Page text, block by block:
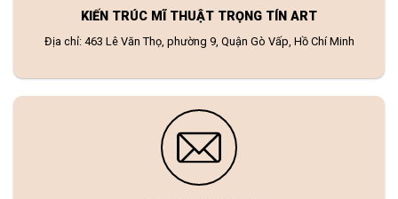
KIẾN TRÚC MĨ THUẬT TRỌNG TÍN ART
Địa chỉ: 463 Lê Văn Thọ, phường 9, Quận Gò Vấp, Hồ Chí Minh